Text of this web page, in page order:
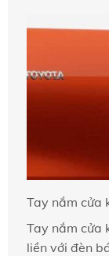
Tay nắm cửa
Tay nắm cửa
liền với đèn